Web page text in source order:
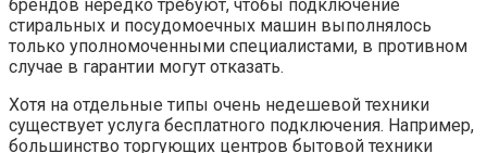
брендов нередко требуют, чтобы подключение
стиральных и посудомоечных машин выполнялось
только уполномоченными специалистами, в противном
случае в гарантии могут отказать.
Хотя на отдельные типы очень недешевой техники
существует услуга бесплатного подключения. Например,
большинство торгующих центров бытовой техники